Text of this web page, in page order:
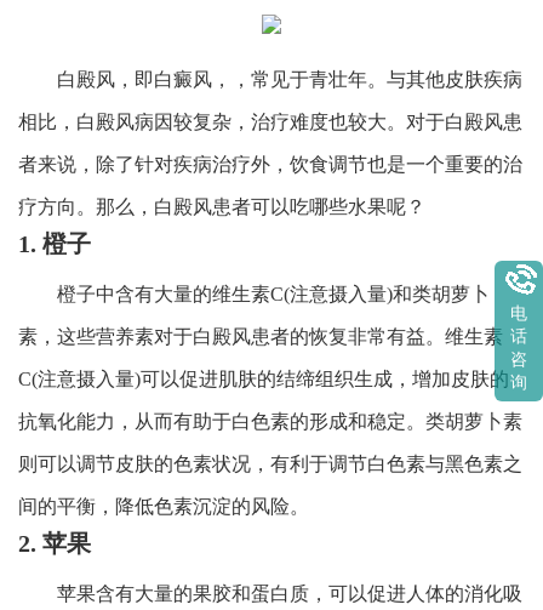
白殿风，即白癜风，，常见于青壮年。与其他皮肤疾病
相比，白殿风病因较复杂，治疗难度也较大。对于白殿风患
者来说，除了针对疾病治疗外，饮食调节也是一个重要的治
疗方向。那么，白殿风患者可以吃哪些水果呢？
1. 橙子
橙子中含有大量的维生素C(注意摄入量)和类胡萝卜
素，这些营养素对于白殿风患者的恢复非常有益。维生素
C(注意摄入量)可以促进肌肤的结缔组织生成，增加皮肤的
抗氧化能力，从而有助于白色素的形成和稳定。类胡萝卜素
则可以调节皮肤的色素状况，有利于调节白色素与黑色素之
间的平衡，降低色素沉淀的风险。
2. 苹果
苹果含有大量的果胶和蛋白质，可以促进人体的消化吸
电
话
咨
询